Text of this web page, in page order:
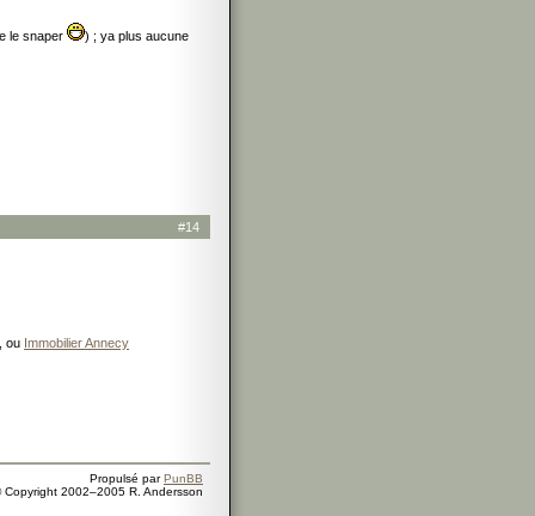
le snaper
) ; ya plus aucune
#14
, ou Immobilier Annecy
Propulsé parPunBB
Copyright 2002–2005 R. Andersson